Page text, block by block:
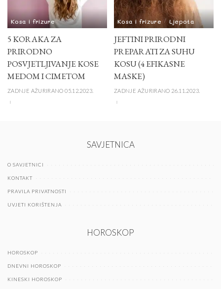
Kosa i frizure
5 KORAKA ZA
PRIRODNO
POSVJETLJIVANJE KOSE
MEDOM I CIMETOM
ZADNJE AŽURIRANO 05.12.2023.
Kosa i frizure Ljepota
JEFTINI PRIRODNI
PREPARATI ZA SUHU
KOSU (4 EFIKASNE
MASKE)
ZADNJE AŽURIRANO 26.11.2023.
SAVJETNICA
O SAVJETNICI
KONTAKT
PRAVILA PRIVATNOSTI
UVJETI KORIŠTENJA
HOROSKOP
HOROSKOP
DNEVNI HOROSKOP
KINESKI HOROSKOP